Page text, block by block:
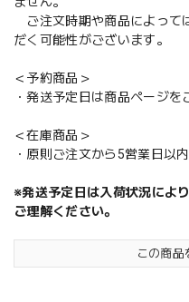
ご注文時期や商品によって
だく可能性がございます。
＜予約商品＞
・発送予定日は商品ページを
＜在庫商品＞
・原則ご注文から5営業日以
※発送予定日は入荷状況によ
ご理解ください。
この商品